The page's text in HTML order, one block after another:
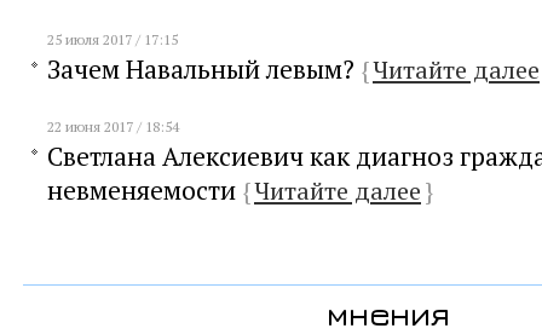
25 июля 2017 / 17:15
Зачем Навальный левым? {Читайте далее
22 июня 2017 / 18:54
Светлана Алексиевич как диагноз
невменяемости {Читайте далее}
мнения